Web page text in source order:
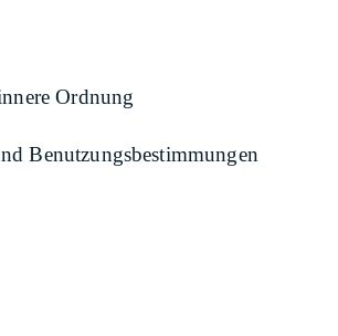
Ordnung
Benutzungsbestimmungen